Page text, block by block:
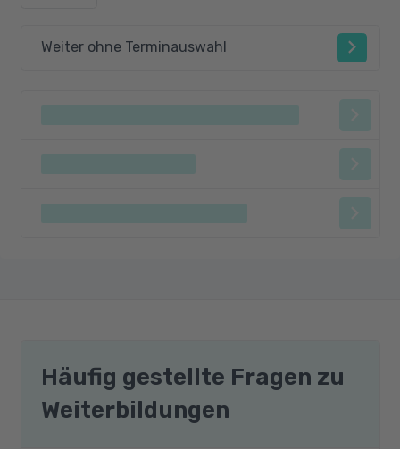
Weiter ohne Terminauswahl
Häufig gestellte Fragen zu
Weiterbildungen